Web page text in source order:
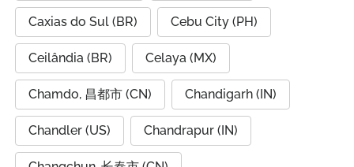
Caxias do Sul (BR) Cebu City (PH)
Ceilândia (BR) Celaya (MX)
Chamdo, 昌都市 (CN) Chandigarh (IN)
Chandler (US) Chandrapur (IN)